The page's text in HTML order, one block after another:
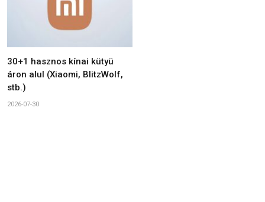
30+1 hasznos kínai kütyü
áron alul (Xiaomi, BlitzWolf,
stb.)
2026-07-30